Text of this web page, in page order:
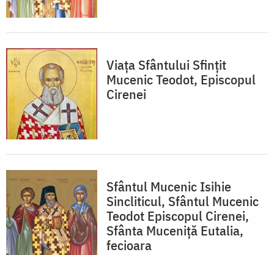
Viaţa Sfântului Sfinţit
Mucenic Teodot, Episcopul
Cirenei
Sfântul Mucenic Isihie
Sincliticul, Sfântul Mucenic
Teodot Episcopul Cirenei,
Sfânta Muceniță Eutalia,
fecioara